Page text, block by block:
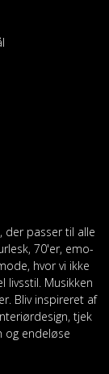
passer til alle
70'er, emo-
hvor vi ikke
Musikken
Bliv inspireret af
tjek
og endeløse